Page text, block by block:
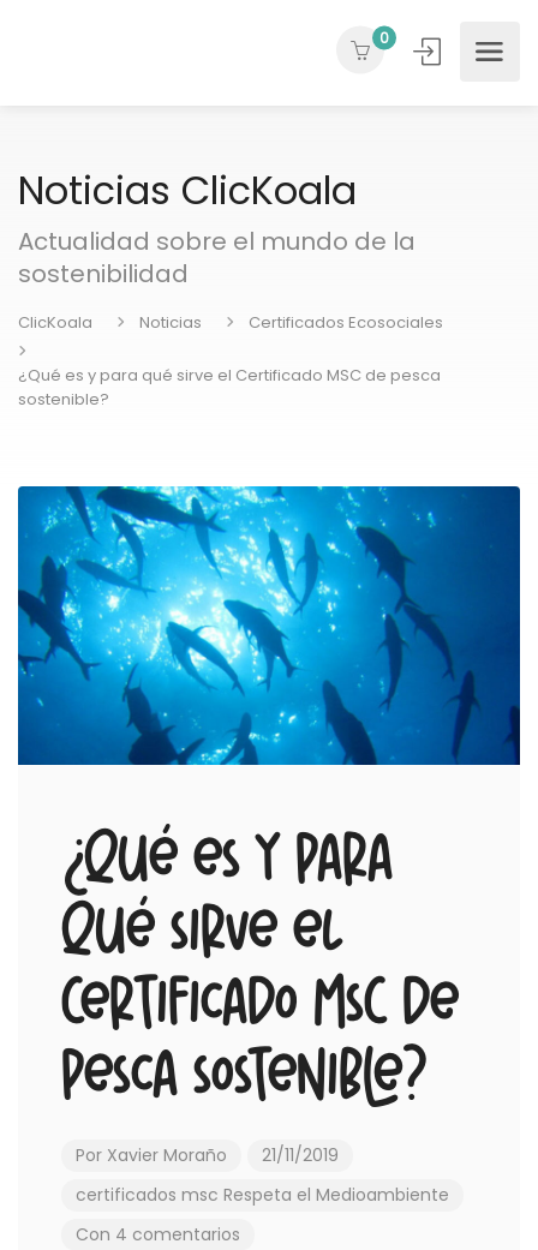
0
Noticias ClicKoala
Actualidad sobre el mundo de la
sostenibilidad
ClicKoala Noticias Certificados Ecosociales
¿Qué es y para qué sirve el Certificado MSC de pesca
sostenible?
¿Qué es y para
qué sirve el
Certificado MSC de
pesca sostenible?
Por Xavier Moraño
21/11/2019
certificados msc Respeta el Medioambiente
Con 4 comentarios